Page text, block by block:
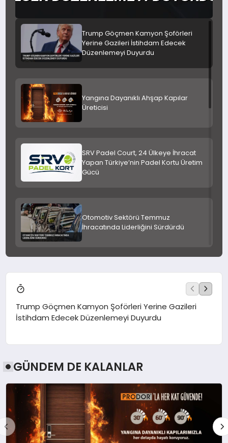
YAŞAM
Trump Göçmen Kamyon Şoförleri
Yerine Gazileri İstihdam Edecek
Düzenlemeyi Duyurdu
Yangına Dayanıklı Ahşap Kapılar
Üreticisi
SRV Padel Court, 24 Ülkeye İhracat
Yapan Türkiye’nin Padel Kortu Üretim
Gücü
Otomotiv Sektörü Temmuz
İhracatında Liderliğini Sürdürdü
Kleen-Hy-Dro-Gen Inc., Sıfır Karbon
Düzenleyici Onaylarını Aldı
Netanyahu görüşmesinde dikkat
Marie Rose kozmetik sektörüne giriş
yaptı
Trump Göçmen Kamyon Şoförleri Yerine Gazileri
İstihdam Edecek Düzenlemeyi Duyurdu
GÜNDEM DE KALANLAR